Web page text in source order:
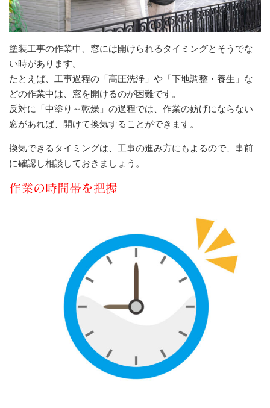
塗装工事の作業中、窓には開けられるタイミングとそうでな
い時があります。
たとえば、工事過程の「高圧洗浄」や「下地調整・養生」な
どの作業中は、窓を開けるのが困難です。
反対に「中塗り～乾燥」の過程では、作業の妨げにならない
窓があれば、開けて換気することができます。
換気できるタイミングは、工事の進み方にもよるので、事前
に確認し相談しておきましょう。
作業の時間帯を把握